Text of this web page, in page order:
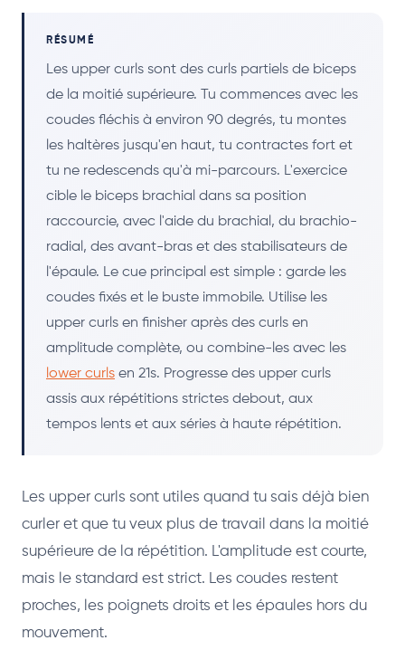
RÉSUMÉ
Les upper curls sont des curls partiels de biceps
de la moitié supérieure. Tu commences avec les
coudes fléchis à environ 90 degrés, tu montes
les haltères jusqu'en haut, tu contractes fort et
tu ne redescends qu'à mi-parcours. L'exercice
cible le biceps brachial dans sa position
raccourcie, avec l'aide du brachial, du brachio-
radial, des avant-bras et des stabilisateurs de
l'épaule. Le cue principal est simple : garde les
coudes fixés et le buste immobile. Utilise les
upper curls en finisher après des curls en
amplitude complète, ou combine-les avec les
lower curls en 21s. Progresse des upper curls
assis aux répétitions strictes debout, aux
tempos lents et aux séries à haute répétition.
Les upper curls sont utiles quand tu sais déjà bien
curler et que tu veux plus de travail dans la moitié
supérieure de la répétition. L'amplitude est courte,
mais le standard est strict. Les coudes restent
proches, les poignets droits et les épaules hors du
mouvement.